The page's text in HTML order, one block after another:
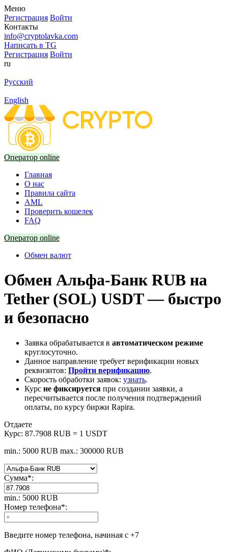
Меню
Регистрация Войти
Контакты
info@cryptolavka.com
Написать в TG
Регистрация Войти
ru
Русский
English
Оператор online
Главная
О нас
Правила сайта
AML
Проверить кошелек
FAQ
Оператор online
Обмен валют
Обмен Альфа-Банк RUB на
Tether (SOL) USDT — быстро
и безопасно
Заявка обрабатывается в автоматическом режиме
круглосуточно.
Данное направление требует верификации новых
реквизитов: Пройти верификацию.
Скорость обработки заявок: узнать.
Курс не фиксируется при создании заявки, а
пересчитывается после получения подтверждений
оплаты, по курсу биржи Rapira.
Отдаете
Курс: 87.7908 RUB = 1 USDT
min.: 5000 RUB max.: 300000 RUB
Сумма*:
min.: 5000 RUB
Номер телефона*:
Введите номер телефона, начиная с +7